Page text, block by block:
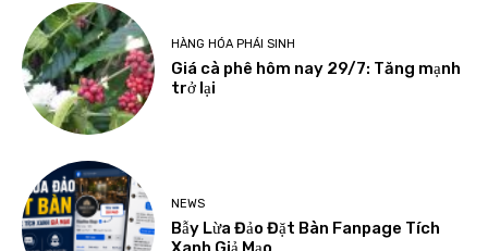
HÀNG HÓA PHÁI SINH
Giá cà phê hôm nay 29/7: Tăng mạnh
trở lại
NEWS
Bẫy Lừa Đảo Đặt Bàn Fanpage Tích